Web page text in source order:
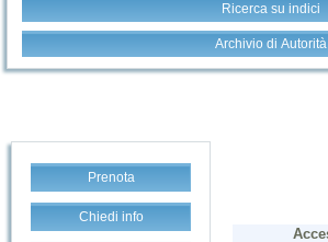
Ricerca su indici
Archivio di Autorità
Prenota
Chiedi info